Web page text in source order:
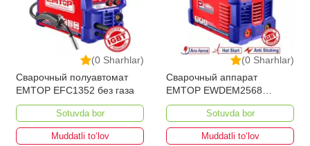
(0 Sharhlar)
Сварочный полуавтомат
EMTOP EFC1352 без газа
Sotuvda bor
Muddatli to‘lov
(0 Sharhlar)
Сварочный аппарат
EMTOP EWDEM2568
MMA/TIG Lift
Sotuvda bor
Muddatli to‘lov